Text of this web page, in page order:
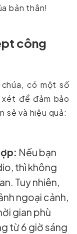
bản thân!
công
có một số
xét để đảm bảo
sẻ và hiệu quả:
Nếu bạn
thì không
Tuy nhiên,
ngoại cảnh,
gian phù
từ 6 giờ sáng